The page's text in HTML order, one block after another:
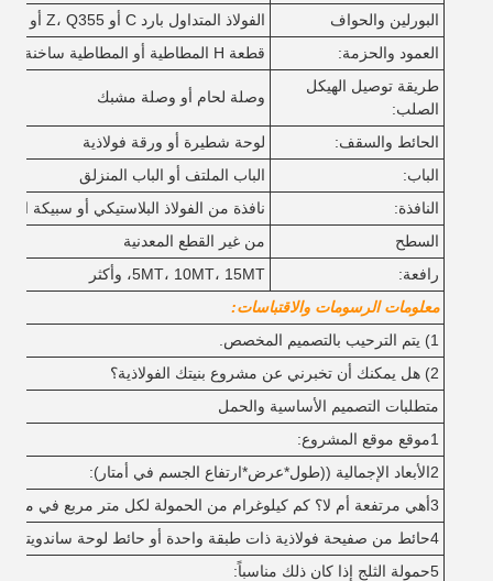
البورلين والحواف
الفولاذ المتداول بارد C أو Z، Q355 أو Q235
العمود والحزمة:
قطعة H المطاطية أو المطاطية ساخنة
طريقة توصيل الهيكل
الصلب:
وصلة لحام أو وصلة مشبك
الحائط والسقف:
لوحة شطيرة أو ورقة فولاذية
الباب:
الباب الملتف أو الباب المنزلق
النافذة:
نافذة من الفولاذ البلاستيكي أو سبيكة
السطح
من غير القطع المعدنية
رافعة:
5MT، 10MT، 15MT، وأكثر
معلومات الرسومات والاقتباسات:
1) يتم الترحيب بالتصميم المخصص.
2) هل يمكنك أن تخبرني عن مشروع بنيتك الفولاذية؟
متطلبات التصميم الأساسية والحمل
1موقع موقع المشروع:
2الأبعاد الإجمالية ((طول*عرض*ارتفاع الجسم في أمتار):
3أهي مرتفعة أم لا؟ كم كيلوغرام من الحمولة لكل متر مربع في مرتفعة؟
4حائط من صفيحة فولاذية ذات طبقة واحدة أو حائط لوحة ساندويتش:
5حمولة الثلج إذا كان ذلك مناسباً: